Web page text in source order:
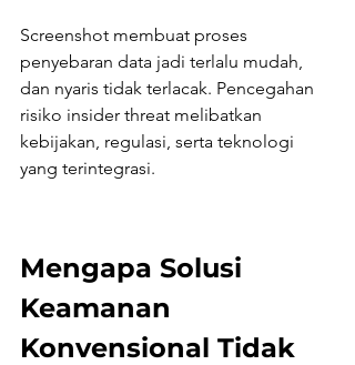
Screenshot membuat proses
penyebaran data jadi terlalu mudah,
dan nyaris tidak terlacak. Pencegahan
risiko insider threat melibatkan
kebijakan, regulasi, serta teknologi
yang terintegrasi.
Mengapa Solusi
Keamanan
Konvensional Tidak